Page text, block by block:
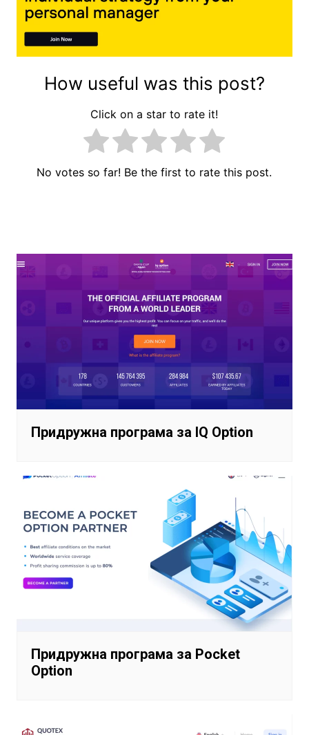
How useful was this post?
Click on a star to rate it!
No votes so far! Be the first to rate this post.
напис
Придружна програма за IQ Option
Придружна програма за Pocket
Option